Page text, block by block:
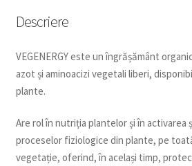
Descriere
VEGENERGY este un îngrășământ
azot și aminoacizi vegetali liberi,
plante.
Are rol în nutriția plantelor și în activarea
proceselor fiziologice din plante, pe
vegetație, oferind, în același timp,